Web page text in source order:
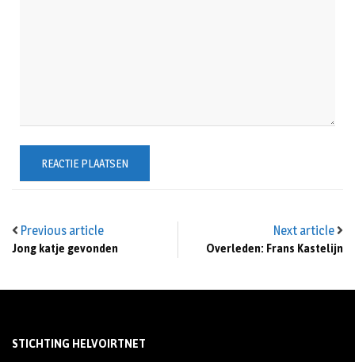
Previous article
Jong katje gevonden
Next article
Overleden: Frans Kastelijn
STICHTING HELVOIRTNET